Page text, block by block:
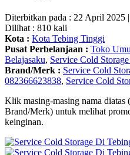
Diterbitkan pada : 22 April 2025
Dilihat : 810 kali
Kota : Kota Tebing Tinggi
Pusat Perbelanjaan : Toko
Belajasaku, Service Cold
Brand/Merk : Service Cold
082366623838, Service Cold
Klik masing-masing nama diatas
Brand/Merk) untuk melihat
keinginan.